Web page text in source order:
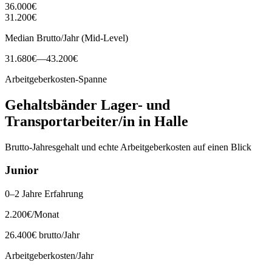
36.000€
31.200€
Median Brutto/Jahr (Mid-Level)
31.680€—43.200€
Arbeitgeberkosten-Spanne
Gehaltsbänder Lager- und
Transportarbeiter/in in Halle
Brutto-Jahresgehalt und echte Arbeitgeberkosten auf einen Blick
Junior
0–2 Jahre Erfahrung
2.200€/Monat
26.400€ brutto/Jahr
Arbeitgeberkosten/Jahr